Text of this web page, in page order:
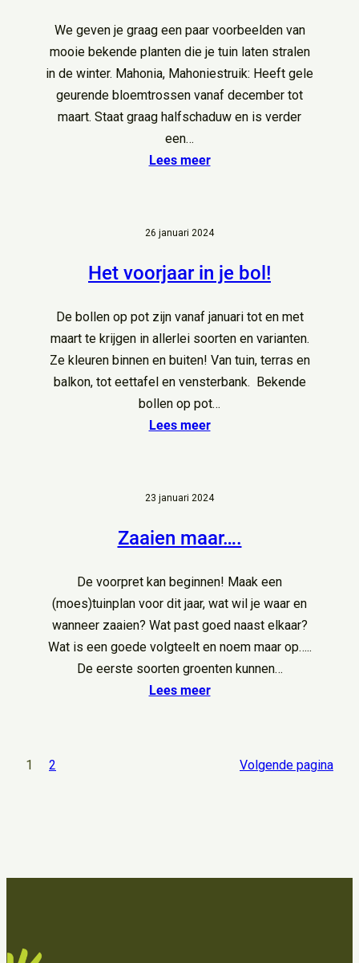
We geven je graag een paar voorbeelden van
mooie bekende planten die je tuin laten stralen
in de winter. Mahonia, Mahoniestruik: Heeft gele
geurende bloemtrossen vanaf december tot
maart. Staat graag halfschaduw en is verder
een…
Lees meer
26 januari 2024
Het voorjaar in je bol!
De bollen op pot zijn vanaf januari tot en met
maart te krijgen in allerlei soorten en varianten.
Ze kleuren binnen en buiten! Van tuin, terras en
balkon, tot eettafel en vensterbank. Bekende
bollen op pot…
Lees meer
23 januari 2024
Zaaien maar….
De voorpret kan beginnen! Maak een
(moes)tuinplan voor dit jaar, wat wil je waar en
wanneer zaaien? Wat past goed naast elkaar?
Wat is een goede volgteelt en noem maar op…..
De eerste soorten groenten kunnen…
Lees meer
1 2 Volgende pagina